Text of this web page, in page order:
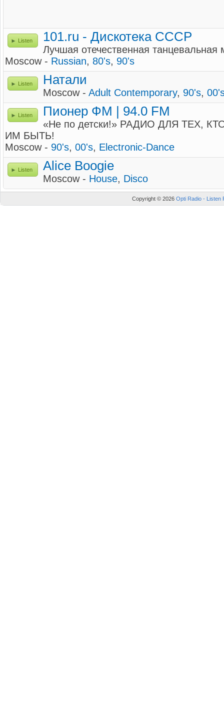
Listen 101.ru - Дискотека СССР
Лучшая отечественная танцевальная
Moscow - Russian, 80's, 90's
Listen Натали
Moscow - Adult Contemporary, 90's,
Listen Пионер ФМ | 94.0 FM
«Не по детски!» РАДИО ДЛЯ ТЕХ,
ИМ БЫТЬ!
Moscow - 90's, 00's, Electronic-Dance
Listen Alice Boogie
Moscow - House, Disco
Copyright © 2026 Opti Radio - Listen